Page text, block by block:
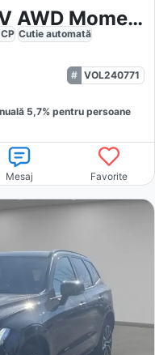
Volvo XC60 B4 MHEV AWD Momentum Pro
CP Cutie automată
VOL240771
5,7% pentru persoane
Mesaj Favorite